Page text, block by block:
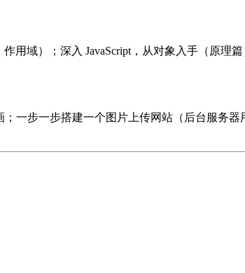
用域）；深入 JavaScript，从对象入手（原理
一步一步搭建一个图片上传网站（后台服务器